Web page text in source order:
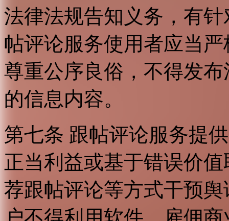
法律法规告知义务，有
帖评论服务使用者应当
尊重公序良俗，不得发
的信息内容。
第七条 跟帖评论服务提
正当利益或基于错误价
荐跟帖评论等方式干预